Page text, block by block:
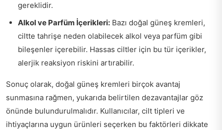
gereklidir.
Alkol ve Parfüm İçerikleri: Bazı doğal güneş kremleri,
ciltte tahrişe neden olabilecek alkol veya parfüm gibi
bileşenler içerebilir. Hassas ciltler için bu tür içerikler,
alerjik reaksiyon riskini artırabilir.
Sonuç olarak, doğal güneş kremleri birçok avantaj
sunmasına rağmen, yukarıda belirtilen dezavantajlar göz
önünde bulundurulmalıdır. Kullanıcılar, cilt tipleri ve
ihtiyaçlarına uygun ürünleri seçerken bu faktörleri dikkate